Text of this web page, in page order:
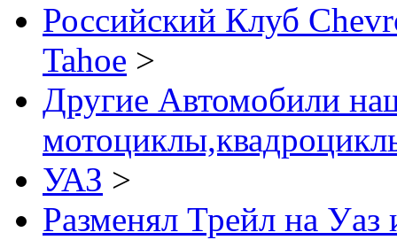
Российский Клуб
Tahoe >
Другие Автомобили
УАЗ >
Разменял Трейл на